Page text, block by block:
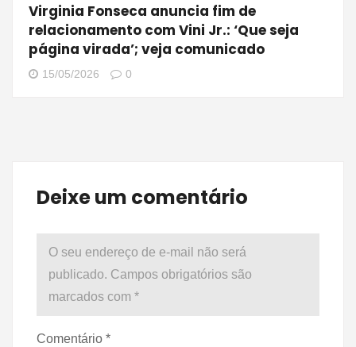
Virginia Fonseca anuncia fim de
relacionamento com Vini Jr.: ‘Que seja
página virada’; veja comunicado
15/05/2026 0
Deixe um comentário
O seu endereço de e-mail não será
publicado. Campos obrigatórios são
marcados com *
Comentário *